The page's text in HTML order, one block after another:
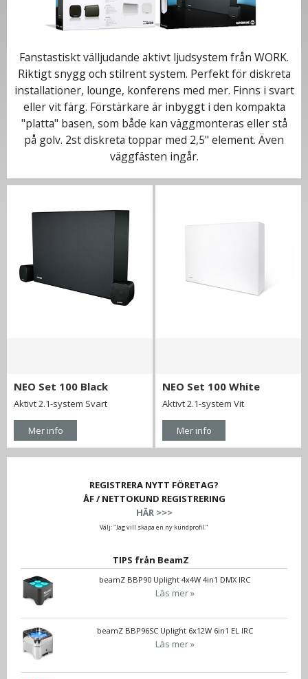
Fanstastiskt välljudande aktivt ljudsystem från WORK.
Riktigt snygg och stilrent system. Perfekt för diskreta
installationer, lounge, konferens med mer. Finns i svart
eller vit färg. Förstärkare är inbyggt i den kompakta
"platta" basen, som både kan väggmonteras eller stå
på golv. 2st diskreta toppar med 2,5" element. Även
väggfästen ingår.
NEO Set 100 Black
Aktivt 2.1-system Svart
Mer info
NEO Set 100 White
Aktivt 2.1-system Vit
Mer info
REGISTRERA NYTT FÖRETAG?
ÅF / NETTOKUND REGISTRERING
HÄR >>>
Välj: "Jag vill skapa en ny kundprofil."
TIPS från BeamZ
beamZ BBP90 Uplight 4x4W 4in1 DMX IRC
Läs mer »
beamZ BBP96SC Uplight 6x12W 6in1 EL IRC
Läs mer »